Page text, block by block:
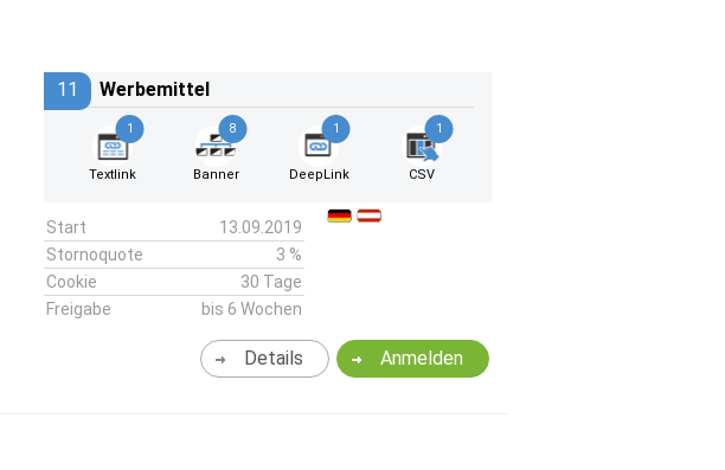
11 Werbemittel
1
Textlink
8
Banner
1
DeepLink
1
CSV
Start
13.09.2019
Stornoquote
3 %
Cookie
30 Tage
Freigabe
bis 6 Wochen
Anmelden
Details